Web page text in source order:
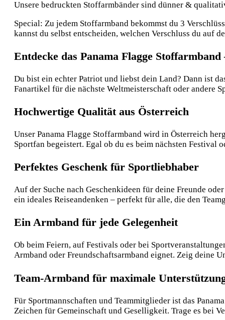
Unsere bedruckten Stoffarmbänder sind dünner &
Special: Zu jedem Stoffarmband bekommst du 3
kannst du selbst entscheiden, welchen Verschluss du auf
Entdecke das Panama Flagge
Du bist ein echter Patriot und liebst dein Land? Dann ist
Fanartikel für die nächste Weltmeisterschaft oder andere
Hochwertige Qualität aus Österreich
Unser Panama Flagge Stoffarmband wird in Österreich
Sportfan begeistert. Egal ob du es beim nächsten
Perfektes Geschenk für Sportliebhaber
Auf der Suche nach Geschenkideen für deine Freunde
ein ideales Reiseandenken – perfekt für alle, die den
Ein Armband für jede Gelegenheit
Ob beim Feiern, auf Festivals oder bei
Armband oder Freundschaftsarmband eignet. Zeig deine
Team-Armband für maximale
Für Sportmannschaften und Teammitglieder ist das
Zeichen für Gemeinschaft und Geselligkeit. Trage es bei